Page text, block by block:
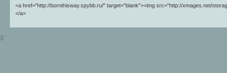
<a href="http://bornthisway.spybb.ru/" target="blank"><img src="http://xmages.net/
</a>
0